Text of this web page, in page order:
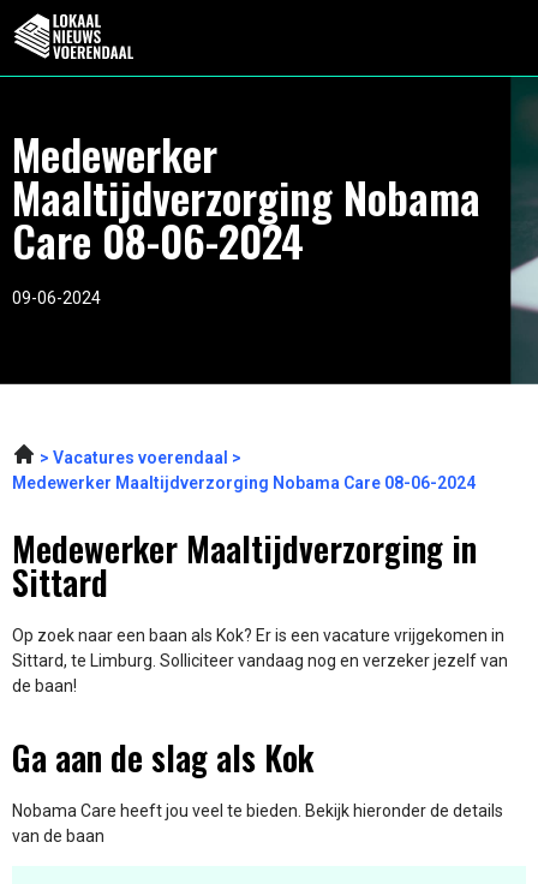
Medewerker
Maaltijdverzorging Nobama
Care 08-06-2024
09-06-2024
Vacatures voerendaal
Medewerker Maaltijdverzorging Nobama Care 08-06-2024
Medewerker Maaltijdverzorging in
Sittard
Op zoek naar een baan als Kok? Er is een vacature vrijgekomen in
Sittard, te Limburg. Solliciteer vandaag nog en verzeker jezelf van
de baan!
Ga aan de slag als Kok
Nobama Care heeft jou veel te bieden. Bekijk hieronder de details
van de baan